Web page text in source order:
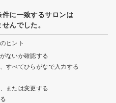
に一致するサロンは
んでした。
ヒント
ないか確認する
すべてひらがなで入力する
または変更する